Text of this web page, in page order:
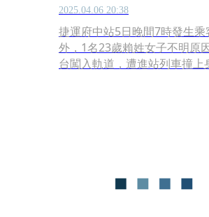
2025.04.06 20:38
捷運府中站5日晚間7時發生乘
外，1名23歲賴姓女子不明原
台闖入軌道，遭進站列車撞上